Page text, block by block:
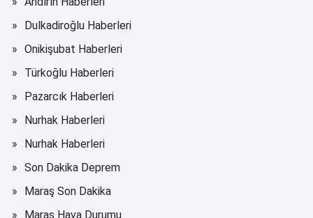
Dulkadiroğlu Haberleri
Onikişubat Haberleri
Türkoğlu Haberleri
Pazarcık Haberleri
Nurhak Haberleri
Nurhak Haberleri
Son Dakika Deprem
Maraş Son Dakika
Maraş Hava Durumu